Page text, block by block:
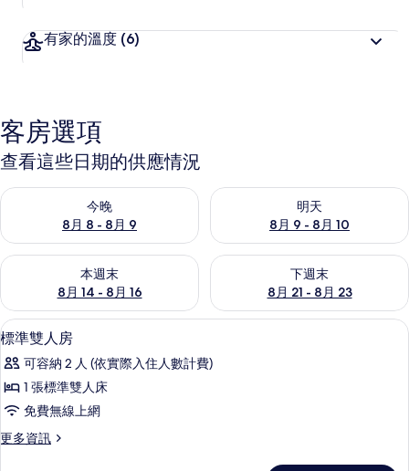
有家的溫度 (6)
客房選項
查看這些日期的供應情況
今晚
8月 8 - 8月 9
查看今晚 (8月 8 - 8月 9) 的供應情況
明天
8月 9 - 8月 10
查看明天 (8月 9 - 8月 10) 的供
本週末
8月 14 - 8月 16
查看本週末 (8月 14 - 8月 16) 的供應情況
下週末
8月 21 - 8月 23
查看下週末 (8月 21 - 8月 23)
顯
示
標
準
人
標準雙人房 | 書桌、折疊床/加床、免
6
標準雙人房
可容納 2 人 (依實際入住人數計費)
1 張標準雙人床
免費無線上網
更多資訊
更